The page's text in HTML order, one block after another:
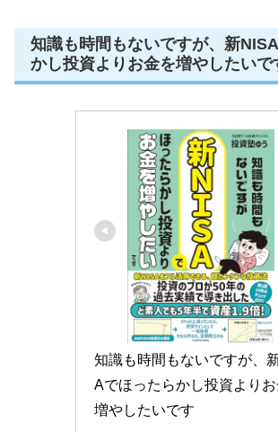
知識も時間もないですが、新
かし投資よりお金を増やしたいで
知識も時間もないですが、
Aでほったらかし投資より
増やしたいです